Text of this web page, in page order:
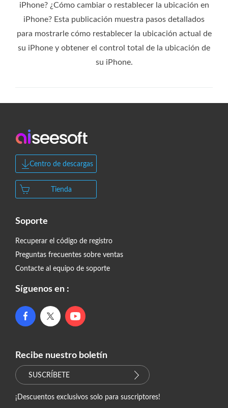
iPhone? ¿Cómo cambiar o restablecer la ubicación en
iPhone? Esta publicación muestra pasos detallados
para mostrarle cómo restablecer la ubicación actual de
su iPhone y obtener el control total de la ubicación de
su iPhone.
Centro de descargas
Tienda
Soporte
Recuperar el código de registro
Preguntas frecuentes sobre ventas
Contacte al equipo de soporte
Síguenos en :
Recibe nuestro boletín
SUSCRÍBETE
¡Descuentos exclusivos solo para suscriptores!